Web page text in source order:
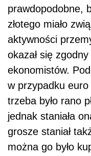
prawdopodobne,
złotego miało
aktywności
okazał się
ekonomistów.
w przypadku
trzeba było rano
jednak staniała
grosze staniał
można go było